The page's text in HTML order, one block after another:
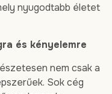
nyugodtabb életet
és kényelemre
nem csak a
Sok cég